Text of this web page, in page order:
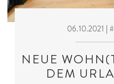
06.10.2021 |
NEUE
DEM